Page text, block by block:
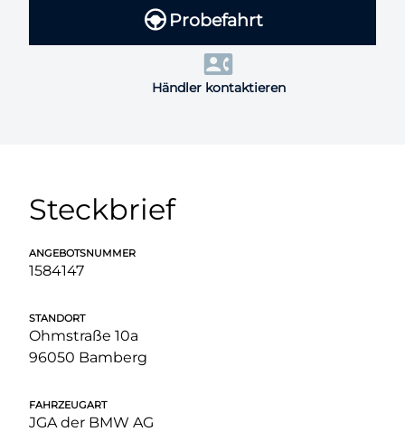
Probefahrt
Händler kontaktieren
Steckbrief
ANGEBOTSNUMMER
1584147
STANDORT
Ohmstraße 10a
96050 Bamberg
FAHRZEUGART
JGA der BMW AG